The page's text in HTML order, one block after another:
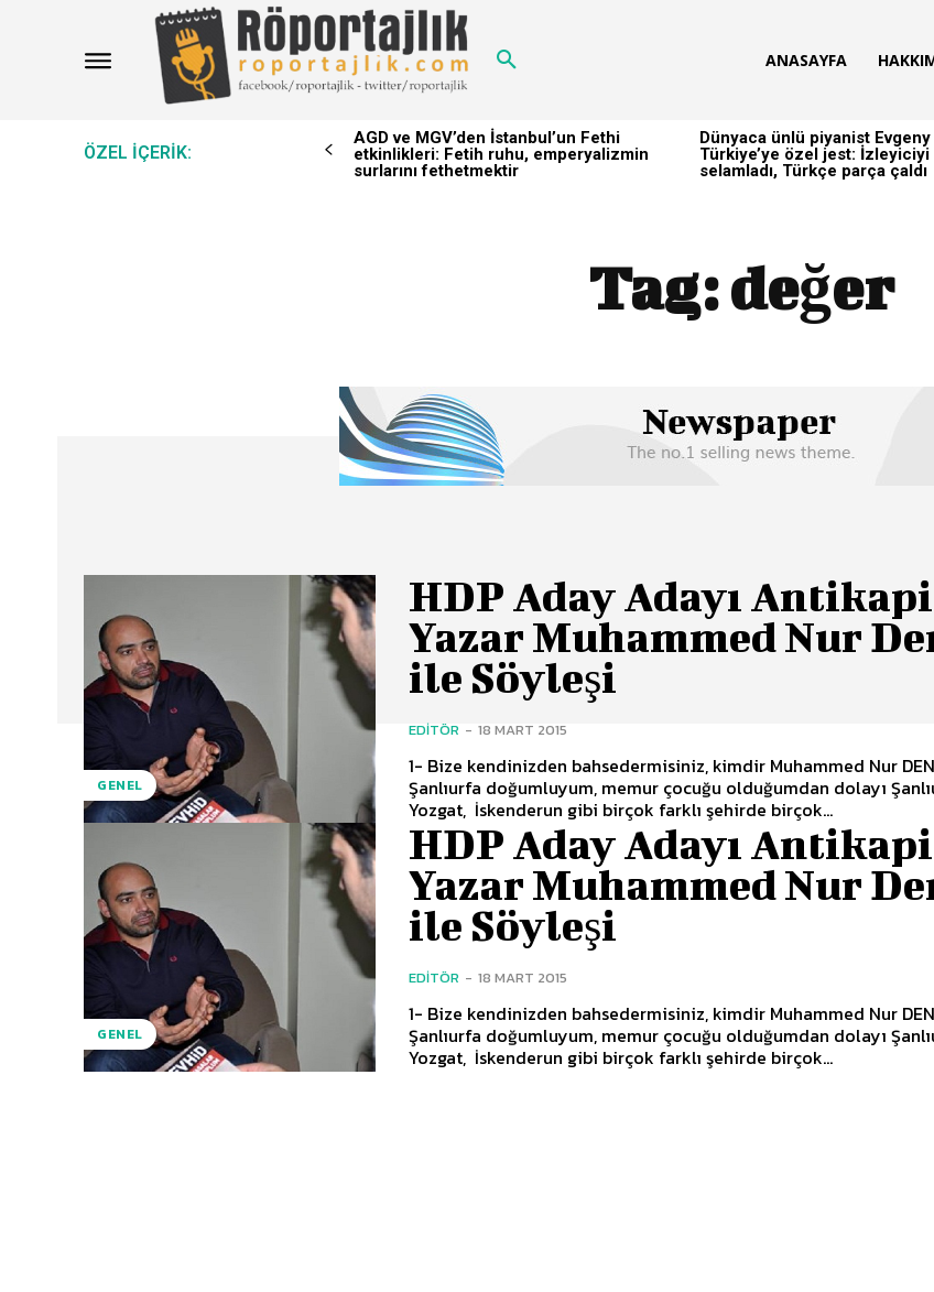
ANASAYFA
ÖZEL IÇERIK:
AGD ve MGV’den İstanbul’un Fethi
etkinlikleri: Fetih ruhu, emperyalizmin
surlarını fethetmektir
Dünyaca ünlü piyanist Evgeny
Türkiye’ye özel jest:
selamladı, Türkçe parça çaldı
Tag:değer
GENEL
HDP Aday Adayı
Yazar Muhammed Nur
ile Söyleşi
EDITÖR - 18 MART 2015
1- Bize kendinizden bahsedermisiniz, kimdir Muhammed Nur DENEK
Şanlıurfa doğumluyum, memur çocuğu olduğumdan dolayı
Yozgat, İskenderun gibi birçok farklı şehirde birçok...
GENEL
HDP Aday Adayı
Yazar Muhammed Nur
ile Söyleşi
EDITÖR - 18 MART 2015
1- Bize kendinizden bahsedermisiniz, kimdir Muhammed Nur DENEK
Şanlıurfa doğumluyum, memur çocuğu olduğumdan dolayı
Yozgat, İskenderun gibi birçok farklı şehirde birçok...